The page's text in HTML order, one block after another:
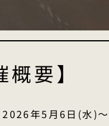
概要】
2026年5月6日(水)